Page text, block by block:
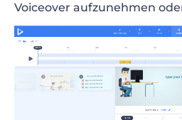
Voiceover aufzunehmen